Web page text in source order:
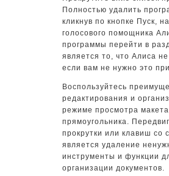
Полностью удалить
кликнув по кнопке Пуск,
голосового помощника
программы перейти в
является то, что Алиса
если вам не нужно это
Воспользуйтесь
редактирования и
режиме просмотра
прямоугольника.
прокрутки или клавиш со
является удаление
инструменты и функции
организации документов.